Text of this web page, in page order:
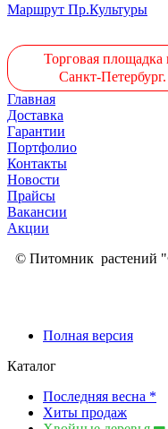
Маршрут Пр.Культуры
Торговая площадка
Санкт-
Главная
Доставка
Гарантии
Портфолио
Контакты
Новости
Прайсы
Вакансии
Акции
© Питомник растений
Полная версия
Каталог
Последняя весна *
Хиты продаж